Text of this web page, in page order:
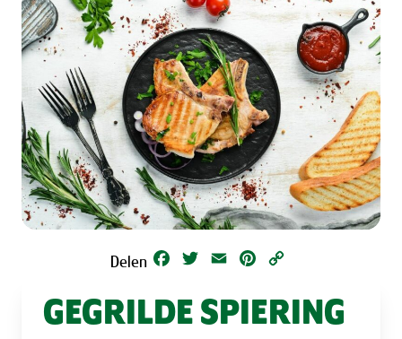
Delen Facebook
Twitter Email Pinterest
GEGRILDE SPIERING